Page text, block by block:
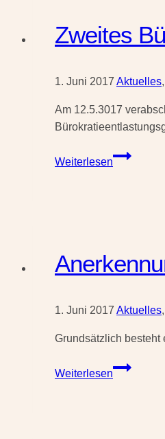
Zweites
1. Juni 2017 Aktuelles,
Am 12.5.3017
Weiterlesen
Zweites
1. Juni 2017 Aktuelles,
Grundsätzlich besteht
Weiterlesen